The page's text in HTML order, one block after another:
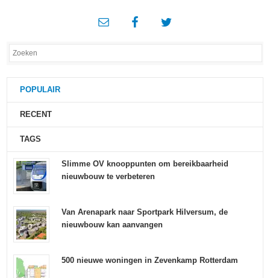
POPULAIR
RECENT
TAGS
Slimme OV knooppunten om bereikbaarheid
nieuwbouw te verbeteren
Van Arenapark naar Sportpark Hilversum, de
nieuwbouw kan aanvangen
500 nieuwe woningen in Zevenkamp Rotterdam